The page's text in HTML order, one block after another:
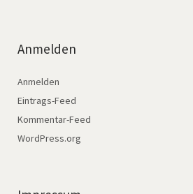
Anmelden
Anmelden
Eintrags-Feed
Kommentar-Feed
WordPress.org